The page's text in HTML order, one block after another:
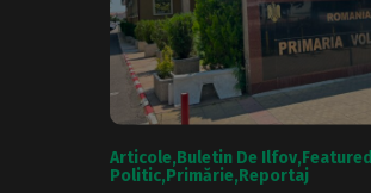
Articole Buletin De Ilfov Featured
Politic Primărie Reportaj